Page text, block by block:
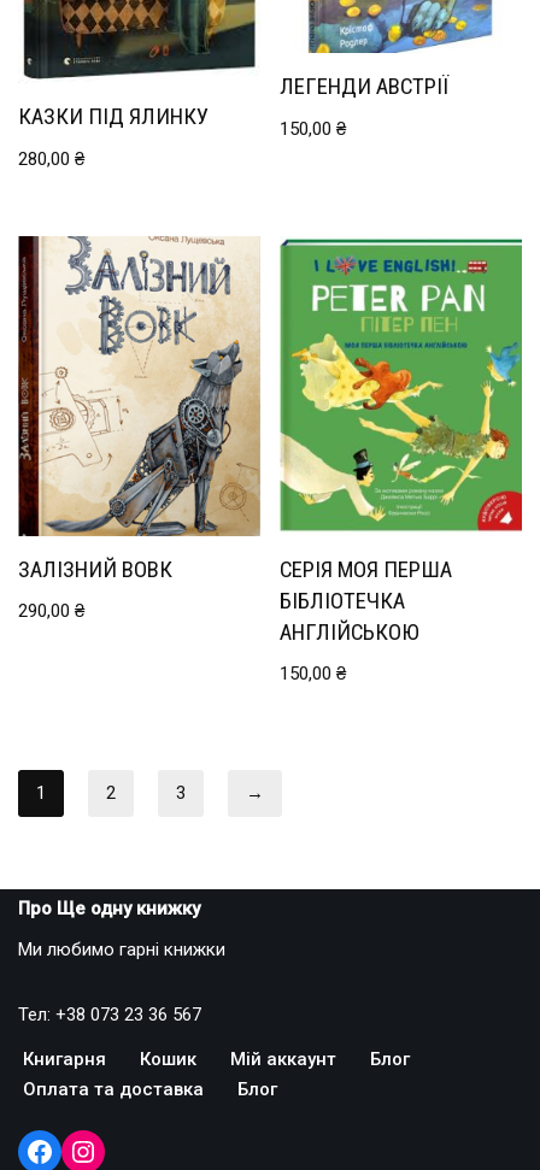
КАЗКИ ПІД ЯЛИНКУ
280,00 ₴
ЛЕГЕНДИ АВСТРІЇ
150,00₴
ЗАЛІЗНИЙ ВОВК
290,00 ₴
СЕРІЯ МОЯ ПЕРША
БІБЛІОТЕЧКА
АНГЛІЙСЬКОЮ
150,00₴
1 2 3 →
Про Ще одну книжку
Ми любимо гарні книжки
Тел: +38 073 23 36 567
Книгарня Кошик Мій аккаунт
Блог
Оплата та доставка
Блог